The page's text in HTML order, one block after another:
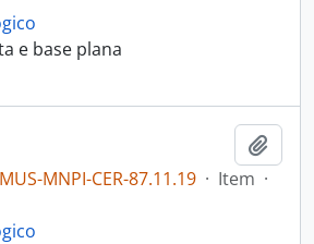
e base plana
MNPI-CER-87.11.19 · Item ·